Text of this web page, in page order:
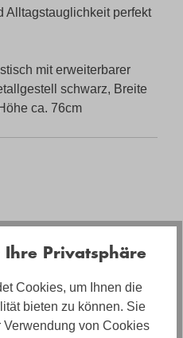
Alltagstauglichkeit perfekt
mit erweiterbarer
schwarz, Breite
ca. 76cm
Privatsphäre
Cookies, um Ihnen die
bieten zu können. Sie
von Cookies